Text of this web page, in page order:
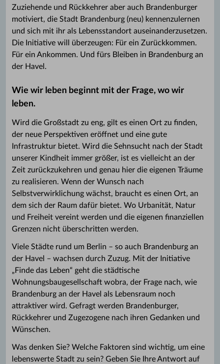
Zuziehende und Rückkehrer aber auch Brandenburger
motiviert, die Stadt Brandenburg (neu) kennenzulernen
und sich mit ihr als Lebensstandort auseinanderzusetzen.
Die Initiative will überzeugen: Für ein Zurückkommen.
Für ein Ankommen. Und fürs Bleiben in Brandenburg an
der Havel.
Wie wir leben beginnt mit der Frage, wo wir
leben.
Wird die Großstadt zu eng, gilt es einen Ort zu finden,
der neue Perspektiven eröffnet und eine gute
Infrastruktur bietet. Wird die Sehnsucht nach der Stadt
unserer Kindheit immer größer, ist es vielleicht an der
Zeit zurückzukehren und genau hier die eigenen Träume
zu realisieren. Wenn der Wunsch nach
Selbstverwirklichung wächst, braucht es einen Ort, an
dem sich der Raum dafür bietet. Wo Urbanität, Natur
und Freiheit vereint werden und die eigenen finanziellen
Grenzen nicht überschritten werden.
Viele Städte rund um Berlin – so auch Brandenburg an
der Havel – wachsen durch Zuzug. Mit der Initiative
„Finde das Leben“ geht die städtische
Wohnungsbaugesellschaft wobra, der Frage nach, wie
Brandenburg an der Havel als Lebensraum noch
attraktiver wird. Gefragt werden Brandenburger,
Rückkehrer und Zugezogene nach ihren Gedanken und
Wünschen.
Was denken Sie? Welche Faktoren sind wichtig, um eine
lebenswerte Stadt zu sein? Geben Sie Ihre Antwort auf